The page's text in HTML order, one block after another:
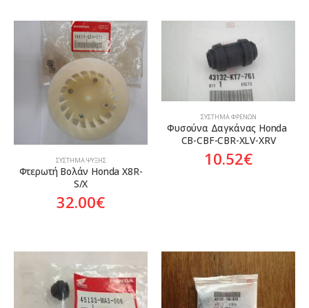
ΣΎΣΤΗΜΑ ΨΎΞΗΣ
Φτερωτή Βολάν Honda X8R-
S/X
32.00€
ΣΎΣΤΗΜΑ ΦΡΈΝΩΝ
Φυσούνα Δαγκάνας Honda
CB-CBF-CBR-XLV-XRV
10.52€